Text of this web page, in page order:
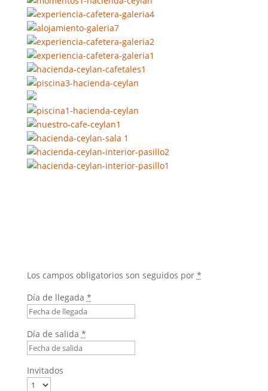
Los campos obligatorios son seguidos por *
Día de llegada *
Día de salida *
Invitados